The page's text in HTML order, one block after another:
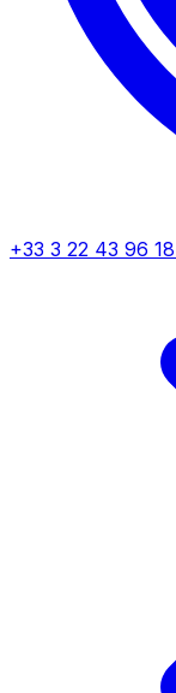
+33 3 22 43 96 18